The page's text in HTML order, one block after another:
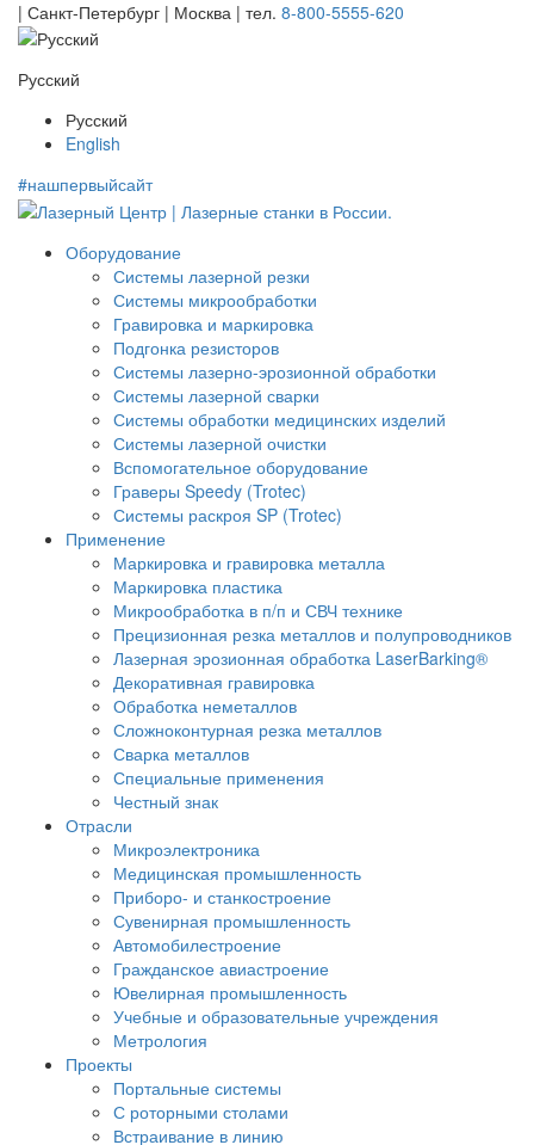
| Санкт-Петербург | Москва | тел. 8-800-5555-620
Русский
Русский
English
#нашпервыйсайт
Оборудование
Системы лазерной резки
Системы микрообработки
Гравировка и маркировка
Подгонка резисторов
Системы лазерно-эрозионной обработки
Системы лазерной сварки
Системы обработки медицинских изделий
Системы лазерной очистки
Вспомогательное оборудование
Граверы Speedy (Trotec)
Системы раскроя SP (Trotec)
Применение
Маркировка и гравировка металла
Маркировка пластика
Микрообработка в п/п и СВЧ технике
Прецизионная резка металлов и полупроводников
Лазерная эрозионная обработка LaserBarking®
Декоративная гравировка
Обработка неметаллов
Сложноконтурная резка металлов
Сварка металлов
Специальные применения
Честный знак
Отрасли
Микроэлектроника
Медицинская промышленность
Приборо- и станкостроение
Сувенирная промышленность
Автомобилестроение
Гражданское авиастроение
Ювелирная промышленность
Учебные и образовательные учреждения
Метрология
Проекты
Портальные системы
С роторными столами
Встраивание в линию